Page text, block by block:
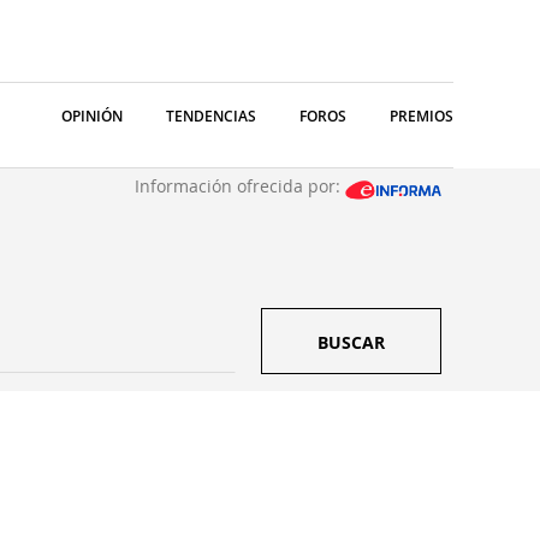
OPINIÓN TENDENCIAS FOROS PREMIOS
Información ofrecida por:
BUSCAR